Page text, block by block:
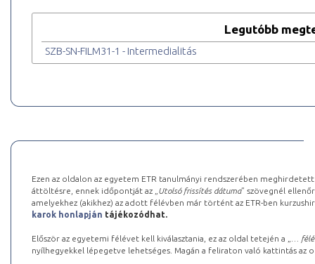
Legutóbb
SZB-SN-FILM31-1 - Intermedialitás
Ezen az oldalon az egyetem ETR tanulmányi rendszerében
áttöltésre, ennek időpontját az „ Utolsó frissítés dátuma” szövegnél
amelyekhez (akikhez) az adott félévben már történt az ETR-ben
karok honlapján tájékozódhat.
Először az egyetemi félévet kell kiválasztania, ez az oldal tetején a „
…
nyílhegyekkel lépegetve lehetséges. Magán a feliraton való kattintás az